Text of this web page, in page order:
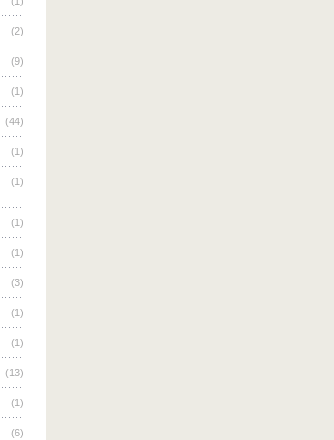
(2)
(9)
(1)
(44)
(1)
(1)
(1)
(1)
(3)
(1)
(1)
(13)
(1)
(6)